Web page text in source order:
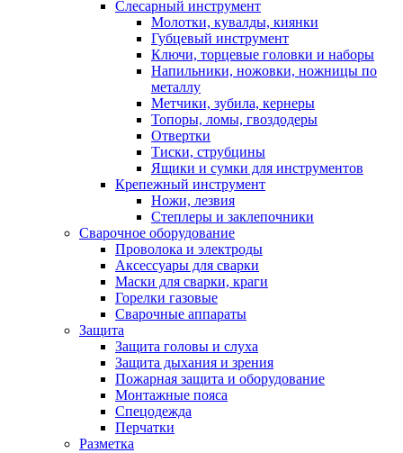
Слесарный инструмент
Молотки, кувалды, киянки
Губцевый инструмент
Ключи, торцевые головки и наборы
Напильники, ножовки, ножницы по
металлу
Метчики, зубила, кернеры
Топоры, ломы, гвоздодеры
Отвертки
Тиски, струбцины
Ящики и сумки для инструментов
Крепежный инструмент
Ножи, лезвия
Степлеры и заклепочники
Сварочное оборудование
Проволока и электроды
Аксессуары для сварки
Маски для сварки, краги
Горелки газовые
Сварочные аппараты
Защита
Защита головы и слуха
Защита дыхания и зрения
Пожарная защита и оборудование
Монтажные пояса
Спецодежда
Перчатки
Разметка